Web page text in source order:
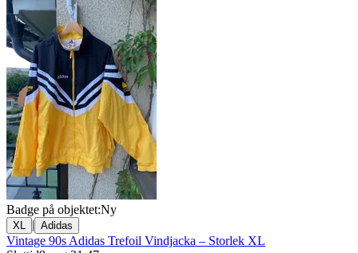
Badge på objektet:Ny
XL | Adidas
Vintage 90s Adidas Trefoil Vindjacka – Storlek XL